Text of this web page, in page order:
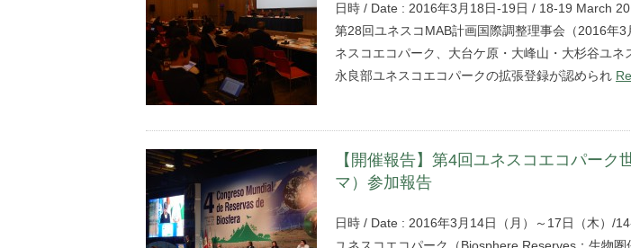
日時 / Date : 2016年3月18日-19日 / 18-19 March
第28回ユネスコMAB計画国際調整理事会（2016年
ネスコエコパーク、大台ケ原・大峰山・大杉谷ユネ
永良部ユネスコエコパークの拡張登録が認められ
【開催報告】第4回ユネスコエコパーク
マ）参加報告
日時 / Date : 2016年3月14日（月）～17日（木）/